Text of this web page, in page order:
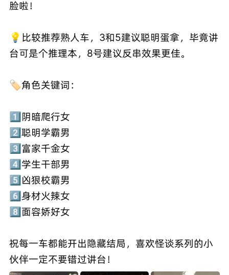
脸啦！
💡比较推荐熟人车，3和5建议聪明蛋拿，毕竟讲
台可是个推理本，8号建议反串效果更佳。
🏷角色关键词：
1️⃣阴暗爬行女
2️⃣聪明学霸男
3️⃣富家千金女
4️⃣学生干部男
5️⃣凶狠校霸男
6️⃣身材火辣女
8️⃣面容娇好女
祝每一车都能开出隐藏结局，喜欢怪谈系列的小
伙伴一定不要错过讲台！